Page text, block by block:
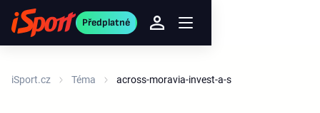
Předplatné
iSport.cz Téma across-moravia-invest-a-s